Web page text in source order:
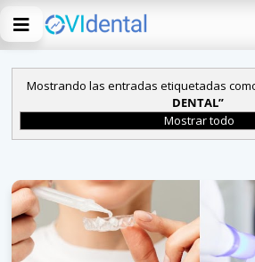
Mostrando las entradas etiquetadas
DENTAL
Mostrar todo